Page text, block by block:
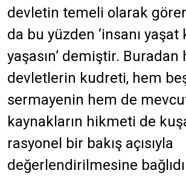
devletin temeli olarak
da bu yüzden ‘insanı
yaşasın’ demiştir. Buradan
devletlerin kudreti, hem
sermayenin hem de
kaynakların hikmeti de
rasyonel bir bakış açısıyla
değerlendirilmesine